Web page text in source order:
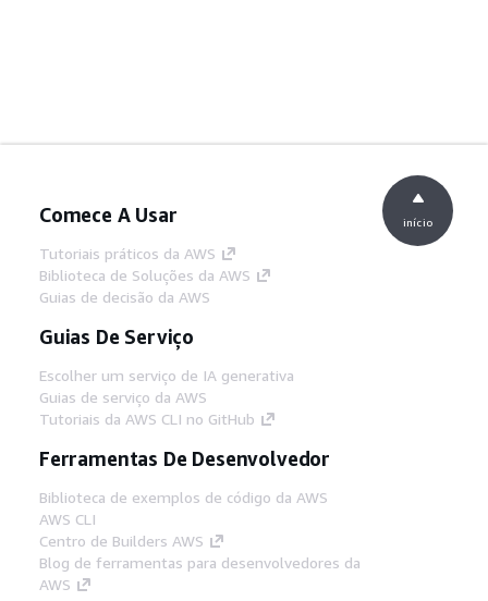
Comece A Usar
Tutoriais práticos da AWS
Biblioteca de Soluções da AWS
Guias de decisão da AWS
Guias De Serviço
Escolher um serviço de IA generativa
Guias de serviço da AWS
Tutoriais da AWS CLI no GitHub
Ferramentas De Desenvolvedor
Biblioteca de exemplos de código da AWS
AWS CLI
Centro de Builders AWS
Blog de ferramentas para desenvolvedores da
AWS
início